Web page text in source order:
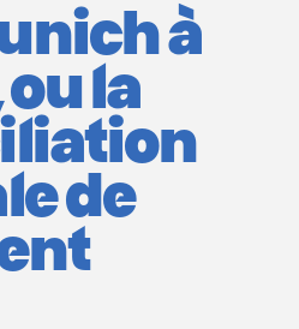
à
la
de